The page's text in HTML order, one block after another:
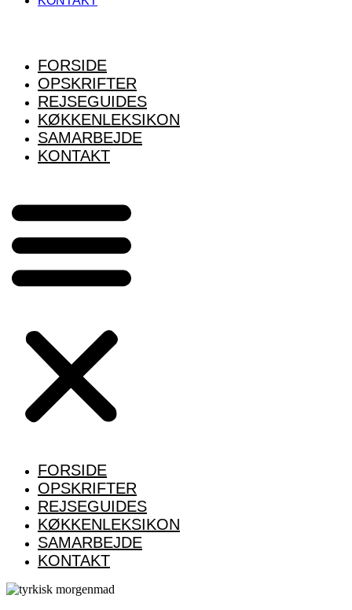
FORSIDE
OPSKRIFTER
REJSEGUIDES
KØKKENLEKSIKON
SAMARBEJDE
KONTAKT
FORSIDE
OPSKRIFTER
REJSEGUIDES
KØKKENLEKSIKON
SAMARBEJDE
KONTAKT